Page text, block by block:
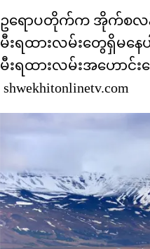
ဥရောပတိုက်က အိုက်စလန်
မီးရထားလမ်းတွေရှိမနေ
မီးရထားလမ်းအဟောင်
shwekhitonlinetv.com